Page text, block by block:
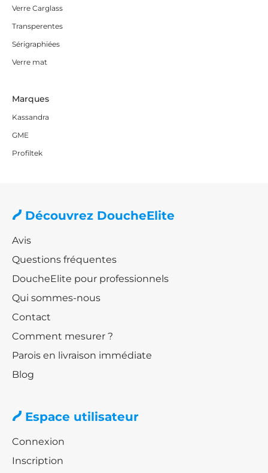
catalogue de décoration intérieure. Achetez votre paroi
de douche fixe et
quelques jours !
Verre Carglass
Transperentes
Sérigraphiées
Verre mat
Marques
Kassandra
GME
Profiltek
Découvrez DoucheElite
Avis
Questions fréquentes
DoucheElite pour professionnels
Qui sommes-nous
Contact
Comment mesurer ?
Parois en livraison immédiate
Blog
Espace utilisateur
Connexion
Inscription